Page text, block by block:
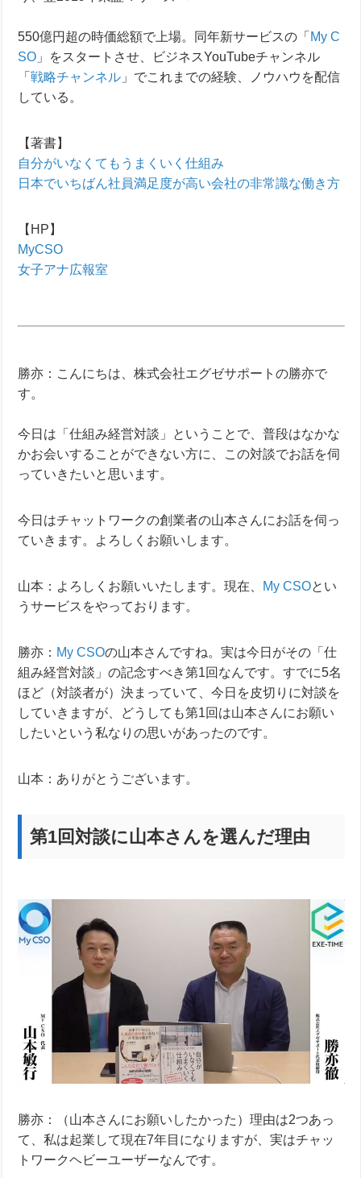
550億円超の時価総額で上場。同年新サービスの「 My C
SO」をスタートさせ、
ビジネスYouTubeチャンネル
「 戦略チャンネル」でこれまでの経験、ノウハウを配信
している。
【著書】
自分がいなくてもうまくいく仕組み
日本でいちばん社員満足度が高い会社の非常識な働き方
【HP】
MyCSO
女子アナ広報室
勝亦：こんにちは、株式会社エグゼサポートの勝亦で
す。
今日は「仕組み経営対談」ということで、普段はなかな
かお会いすることができない方に、この対談でお話を伺
っていきたいと思います。
今日はチャットワークの創業者の山本さんにお話を伺っ
ていきます。よろしくお願いします。
山本：よろしくお願いいたします。現在、 My CSOとい
うサービスをやっております。
勝亦： My CSOの山本さんですね。 実は今日がその「仕
組み経営対談」の記念すべき第1回なんです。すでに5名
ほど（対談者が）決まっていて、今日を皮切りに対談を
していきますが、どうしても第1回は山本さんにお願い
したいという私なりの思いがあったのです。
山本：ありがとうございます。
第1回対談に山本さんを選んだ理由
勝亦：（山本さんにお願いしたかった）理由は2つあっ
て、私は起業して現在7年目になりますが、実はチャッ
トワークヘビーユーザーなんです。